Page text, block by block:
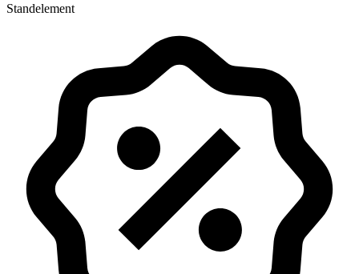
Standelement